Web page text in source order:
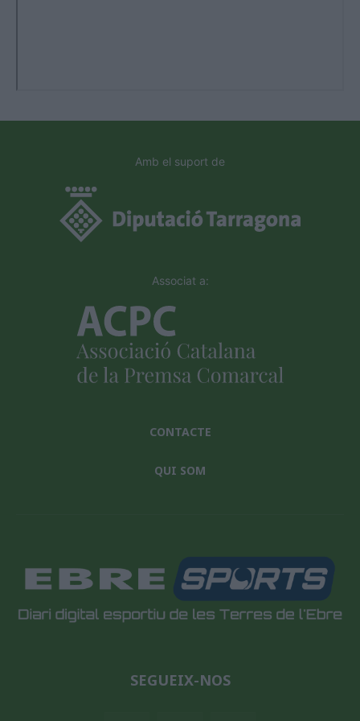
Amb el suport de
Associat a:
CONTACTE
QUI SOM
SEGUEIX-NOS